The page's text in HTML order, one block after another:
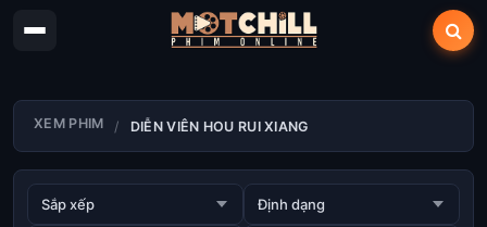
XEM PHIM DIỄN VIÊN HOU RUI XIANG